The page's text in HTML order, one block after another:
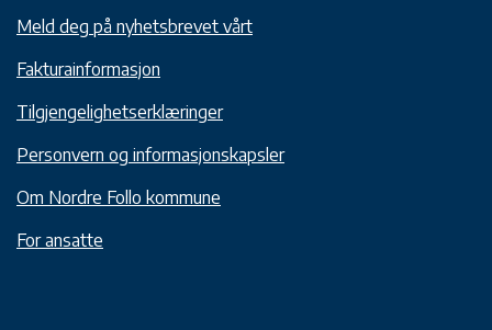
Meld deg på nyhetsbrevet vårt
Fakturainformasjon
Tilgjengelighetserklæringer
Personvern og informasjonskapsler
Om Nordre Follo kommune
For ansatte